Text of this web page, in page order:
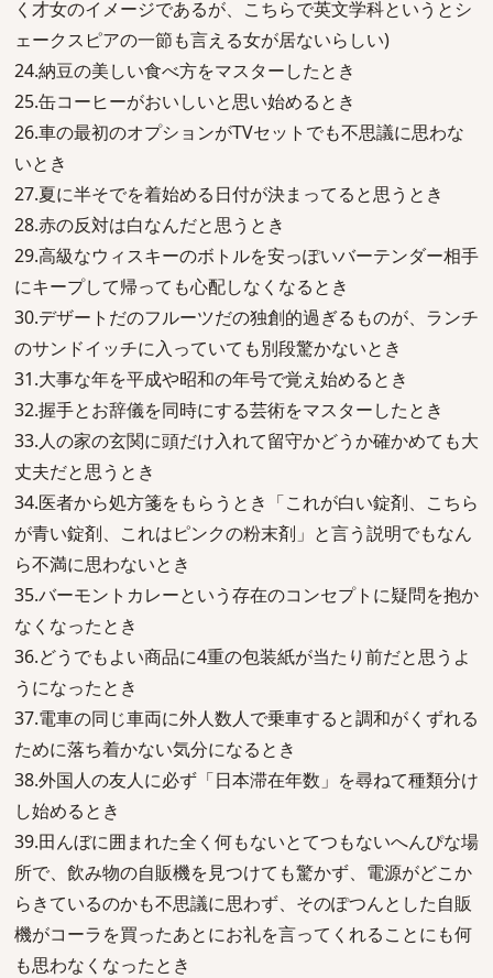
く才女のイメージであるが、こちらで英文学科というとシ
ェークスピアの一節も言える女が居ないらしい)
24.納豆の美しい食べ方をマスターしたとき
25.缶コーヒーがおいしいと思い始めるとき
26.車の最初のオプションがTVセットでも不思議に思わな
いとき
27.夏に半そでを着始める日付が決まってると思うとき
28.赤の反対は白なんだと思うとき
29.高級なウィスキーのボトルを安っぽいバーテンダー相手
にキープして帰っても心配しなくなるとき
30.デザートだのフルーツだの独創的過ぎるものが、ランチ
のサンドイッチに入っていても別段驚かないとき
31.大事な年を平成や昭和の年号で覚え始めるとき
32.握手とお辞儀を同時にする芸術をマスターしたとき
33.人の家の玄関に頭だけ入れて留守かどうか確かめても大
丈夫だと思うとき
34.医者から処方箋をもらうとき「これが白い錠剤、こちら
が青い錠剤、これはピンクの粉末剤」と言う説明でもなん
ら不満に思わないとき
35.バーモントカレーという存在のコンセプトに疑問を抱か
なくなったとき
36.どうでもよい商品に4重の包装紙が当たり前だと思うよ
うになったとき
37.電車の同じ車両に外人数人で乗車すると調和がくずれる
ために落ち着かない気分になるとき
38.外国人の友人に必ず「日本滞在年数」を尋ねて種類分け
し始めるとき
39.田んぼに囲まれた全く何もないとてつもないへんぴな場
所で、飲み物の自販機を見つけても驚かず、電源がどこか
らきているのかも不思議に思わず、そのぽつんとした自販
機がコーラを買ったあとにお礼を言ってくれることにも何
も思わなくなったとき